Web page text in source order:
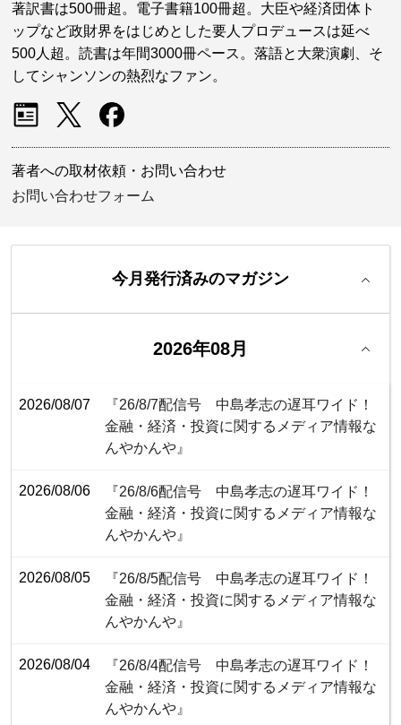
著訳書は500冊超。電子書籍100冊超。大臣や経済団体ト
ップなど政財界をはじめとした要人プロデュースは延べ
500人超。読書は年間3000冊ペース。落語と大衆演劇、そ
してシャンソンの熱烈なファン。
著者への取材依頼・お問い合わせ
お問い合わせフォーム
今月発行済みのマガジン
2026年08月
2026/08/07
『26/8/7配信号 中島孝志の遅耳ワイド！
金融・経済・投資に関するメディア情報な
んやかんや』
2026/08/06
『26/8/6配信号 中島孝志の遅耳ワイド！
金融・経済・投資に関するメディア情報な
んやかんや』
2026/08/05
『26/8/5配信号 中島孝志の遅耳ワイド！
金融・経済・投資に関するメディア情報な
んやかんや』
2026/08/04
『26/8/4配信号 中島孝志の遅耳ワイド！
金融・経済・投資に関するメディア情報な
んやかんや』